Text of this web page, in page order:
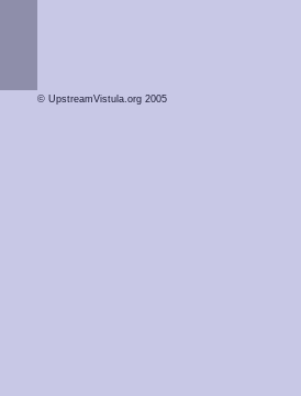
© UpstreamVistula.org 2005